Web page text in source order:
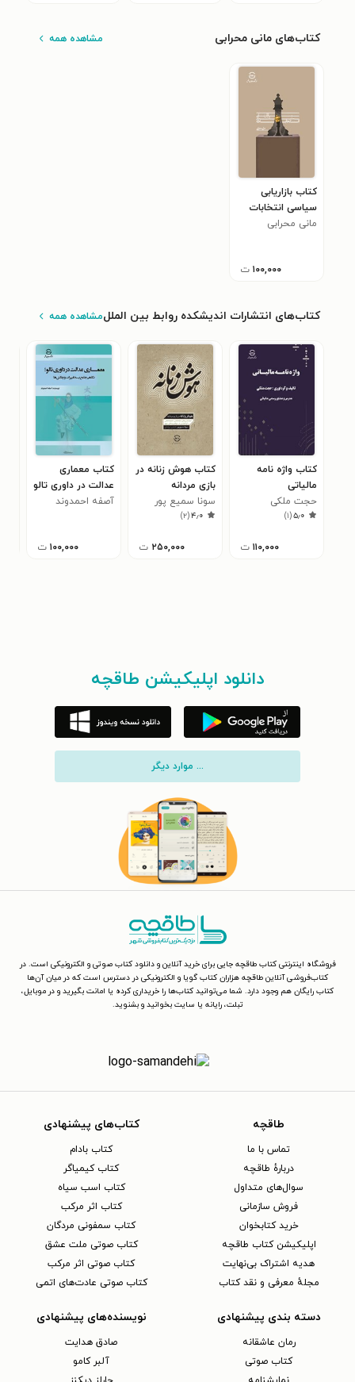
کتاب‌های مانی محرابی مشاهده همه
کتاب بازاریابی
سیاسی انتخابات
مانی محرابی
۱۰۰,۰۰۰ ت
کتاب‌های انتشارات اندیشکده روابط بین المللمشاهده همه
کتاب واژه نامه
مالیاتی
حجت ملکی
۵٫۰(۱)
۱۱۰,۰۰۰ ت
کتاب هوش زنانه در
بازی مردانه
سونا سمیع پور
۴٫۰(۲)
۲۵۰,۰۰۰ ت
کتاب معماری
عدالت در داوری تالو
ووشو
آصفه احمدوند
۱۰۰,۰۰۰ ت
دانلود اپلیکیشن طاقچه
... موارد دیگر
فروشگاه اینترنتی کتاب طاقچه جایی برای خرید آنلاین و دانلود کتاب صوتی و الکترونیکی است. در
کتاب‌فروشی آنلاین طاقچه هزاران کتاب گویا و الکترونیکی در دسترس است که در میان آن‌ها
کتاب رایگان هم وجود دارد. شما می‌توانید کتاب‌ها را خریداری کرده یا امانت بگیرید و در موبایل،
تبلت، رایانه یا سایت بخوانید و بشنوید.
طاقچه
تماس با ما
دربارهٔ طاقچه
سوال‌های متداول
فروش سازمانی
خرید کتابخوان
اپلیکیشن کتاب طاقچه
هدیه اشتراک بی‌نهایت
مجلهٔ معرفی و نقد کتاب
کتاب‌های پیشنهادی
کتاب بادام
کتاب کیمیاگر
کتاب اسب سیاه
کتاب اثر مرکب
کتاب سمفونی مردگان
کتاب صوتی ملت عشق
کتاب صوتی اثر مرکب
کتاب صوتی عادت‌های اتمی
دسته بندی پیشنهادی
رمان عاشقانه
کتاب‌ صوتی
نویسنده‌های پیشنهادی
صادق هدایت
آلبر کامو